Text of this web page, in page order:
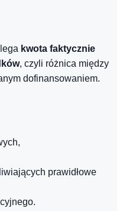
kwota faktycznie
, czyli różnica między
dofinansowaniem.
prawidłowe